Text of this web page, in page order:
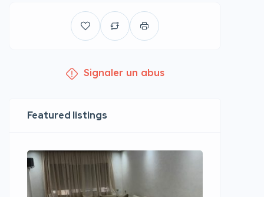
Signaler un abus
Featured listings